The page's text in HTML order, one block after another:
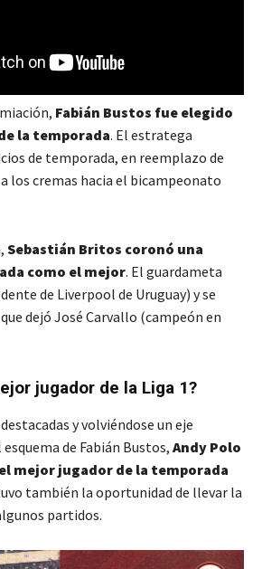
Fabián Bustos fue elegido
la temporada. El estratega
de temporada, en reemplazo de
los cremas hacia el bicampeonato
Sebastián Britos coronó una
como el mejor. El guardameta
de Liverpool de Uruguay) y se
dejó José Carvallo (campeón en
jugador de la Liga 1?
y volviéndose un eje
de Fabián Bustos, Andy Polo
mejor jugador de la temporada
también la oportunidad de llevar la
partidos.